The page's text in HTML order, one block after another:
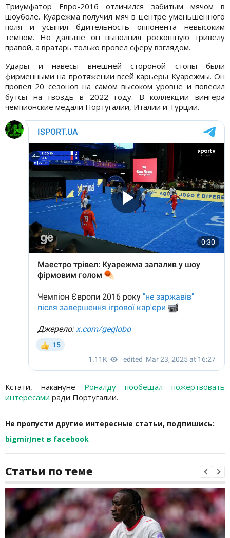
Триумфатор Евро-2016 отличился забитым мячом в
шоуболе. Куарежма получил мяч в центре уменьшенного
поля и усыпил бдительность оппонента невысоким
темпом. Но дальше он выполнил роскошную тривелу
правой, а вратарь только провел сферу взглядом.
Удары и навесы внешней стороной стопы были
фирменными на протяжении всей карьеры Куарежмы. Он
провел 20 сезонов на самом высоком уровне и повесил
бутсы на гвоздь в 2022 году. В коллекции вингера
чемпионские медали Португалии, Италии и Турции.
Кстати, накануне Роналду пообещал пожертвовать
интересами ради Португалии.
Не пропусти другие интересные статьи, подпишись:
bigmir)net в facebook
Статьи по теме